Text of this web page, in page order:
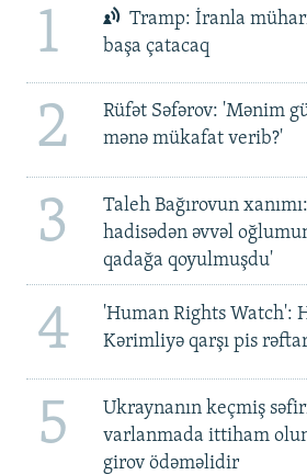
1
Tramp: İranla
başa çatacaq
2
Rüfət Səfərov: 'Mənim
mənə mükafat verib?'
3
Taleh Bağırovun
hadisədən əvvəl
qadağa qoyulmuşdu'
4
'Human Rights Watch':
Kərimliyə qarşı pis
5
Ukraynanın keçmiş
varlanmada ittiham
girov ödəməlidir